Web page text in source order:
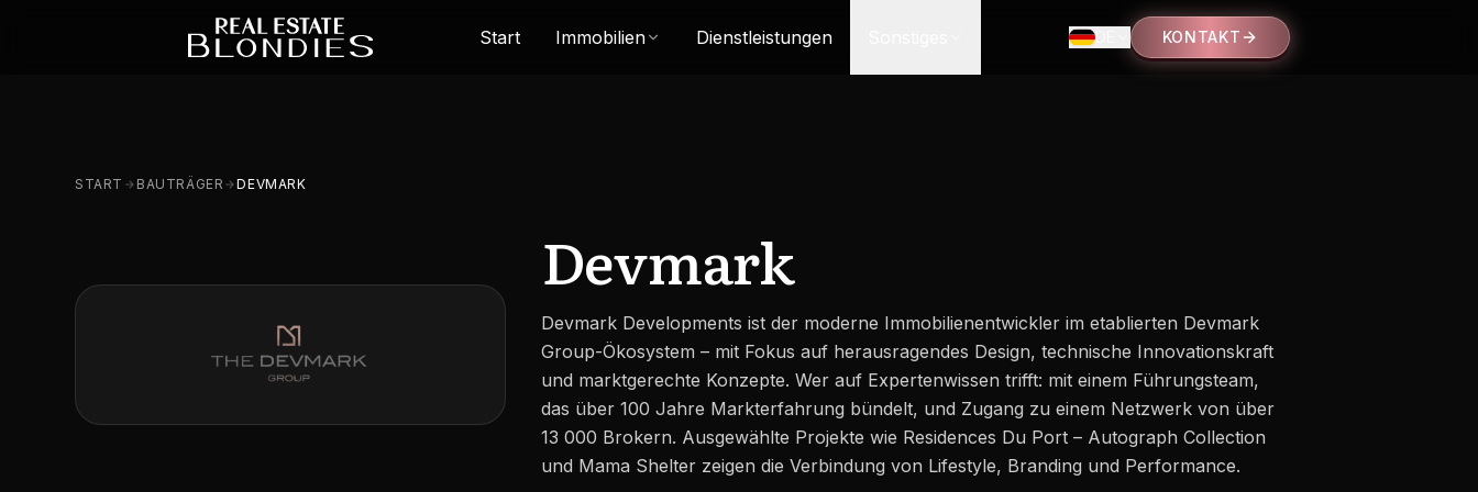
Start Immobilien Dienstleistungen DE KONTAKT
START BAUTRÄGER DEVMARK
Devmark
Devmark Developments ist der moderne Immobilienentwickler im etablierten Devmark
Group-Ökosystem – mit Fokus auf herausragendes Design, technische Innovationskraft
und marktgerechte Konzepte. Wer auf Expertenwissen trifft: mit einem Führungsteam,
das über 100 Jahre Markterfahrung bündelt, und Zugang zu einem Netzwerk von über
13 000 Brokern. Ausgewählte Projekte wie Residences Du Port – Autograph Collection
und Mama Shelter zeigen die Verbindung von Lifestyle, Branding und Performance.